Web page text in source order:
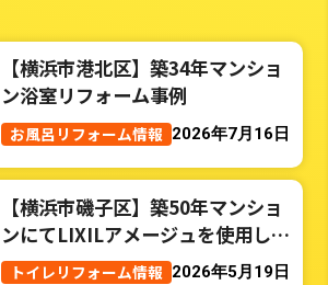
【横浜市港北区】築34年マンショ
ン浴室リフォーム事例
お風呂リフォーム情報 2026年7月16日
【横浜市磯子区】築50年マンショ
ンにてLIXILアメージュを使用した
トイレリフォーム事例
トイレリフォーム情報 2026年5月19日